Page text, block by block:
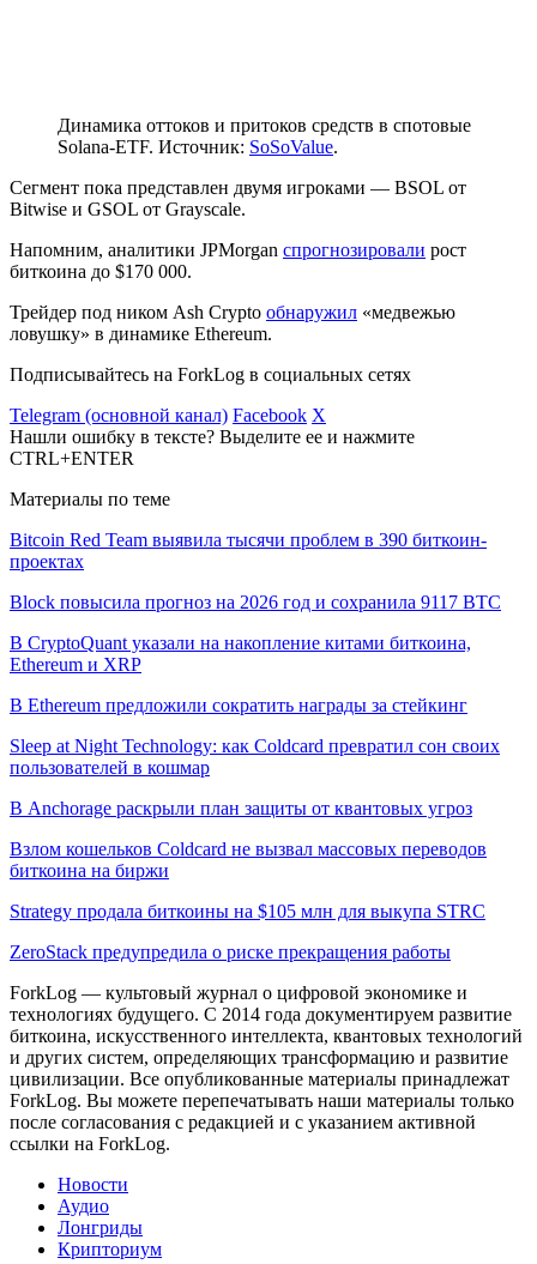
Динамика оттоков и притоков средств в спотовые
Solana-ETF. Источник: SoSoValue.
Сегмент пока представлен двумя игроками — BSOL от
Bitwise и GSOL от Grayscale.
Напомним, аналитики JPMorgan спрогнозировали рост
биткоина до $170 000.
Трейдер под ником Ash Crypto обнаружил «медвежью
ловушку» в динамике Ethereum.
Подписывайтесь на ForkLog в социальных сетях
Telegram (основной канал) Facebook X
Нашли ошибку в тексте? Выделите ее и нажмите
CTRL+ENTER
Материалы по теме
Bitcoin Red Team выявила тысячи проблем в 390 биткоин-
проектах
Block повысила прогноз на 2026 год и сохранила 9117 BTC
В CryptoQuant указали на накопление китами биткоина,
Ethereum и XRP
В Ethereum предложили сократить награды за стейкинг
Sleep at Night Technology: как Coldcard превратил сон своих
пользователей в кошмар
В Anchorage раскрыли план защиты от квантовых угроз
Взлом кошельков Coldcard не вызвал массовых переводов
биткоина на биржи
Strategy продала биткоины на $105 млн для выкупа STRC
ZeroStack предупредила о риске прекращения работы
ForkLog — культовый журнал о цифровой экономике и
технологиях будущего. С 2014 года документируем развитие
биткоина, искусственного интеллекта, квантовых технологий
и других систем, определяющих трансформацию и развитие
цивилизации. Все опубликованные материалы принадлежат
ForkLog. Вы можете перепечатывать наши материалы только
после согласования с редакцией и с указанием активной
ссылки на ForkLog.
Новости
Аудио
Лонгриды
Крипториум